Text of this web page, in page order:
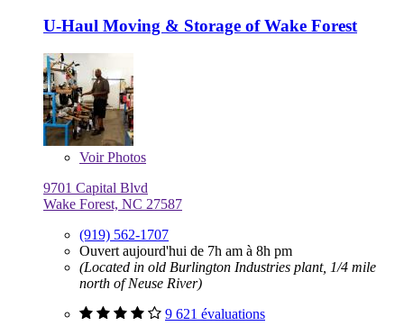
U-Haul Moving & Storage of Wake Forest
VoirPhotos
9701 Capital Blvd
Wake Forest, NC 27587
(919) 562-1707
Ouvert aujourd'hui de 7h am à 8h pm
(Located in old Burlington Industries plant, 1/4 mile
north of Neuse River)
9 621 évaluations